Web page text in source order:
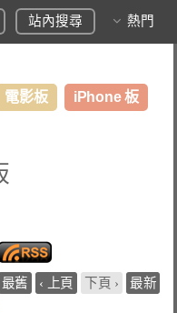
站內搜尋 熱門
電影板 iPhone 板
最舊
‹ 上頁 下頁 ›
最新